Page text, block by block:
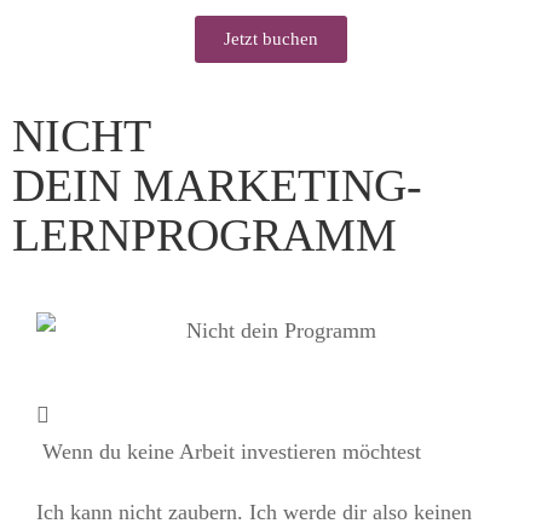
Jetzt buchen
NICHT
DEIN MARKETING-
LERNPROGRAMM
Wenn du keine Arbeit investieren möchtest
Ich kann nicht zaubern. Ich werde dir also keinen